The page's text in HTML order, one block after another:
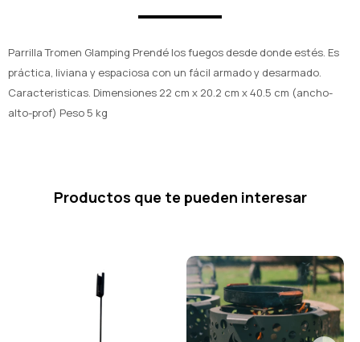
Parrilla Tromen Glamping Prendé los fuegos desde donde estés. Es
práctica, liviana y espaciosa con un fácil armado y desarmado.
Caracteristicas. Dimensiones 22 cm x 20.2 cm x 40.5 cm (ancho-
alto-prof) Peso 5 kg
Productos que te pueden interesar